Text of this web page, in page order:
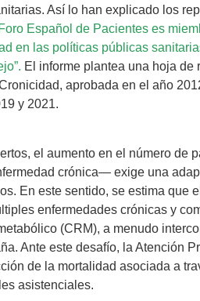
Así lo han explicado los
Español de Pacientes es
en las políticas públicas
El informe plantea una hoja
aprobada en el año
y 2021.
el aumento en el número
crónica— exige una
En este sentido, se estima que
enfermedades crónicas y
(CRM), a menudo
Ante este desafío, la Atención
de la mortalidad asociada a
asistenciales.